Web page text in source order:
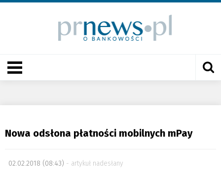
Nowa odsłona płatności mobilnych mPay
02.02.2018 (08:43) artykuł nadesłany